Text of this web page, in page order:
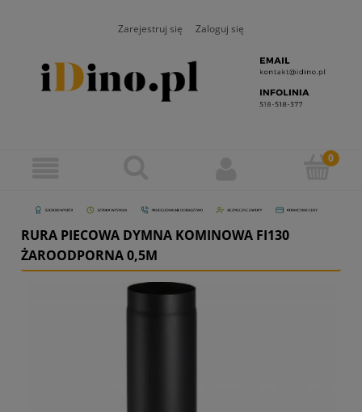
Zarejestruj się Zaloguj się
RURA PIECOWA DYMNA KOMINOWA FI130
ŻAROODPORNA 0,5M